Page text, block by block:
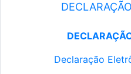
Declaração